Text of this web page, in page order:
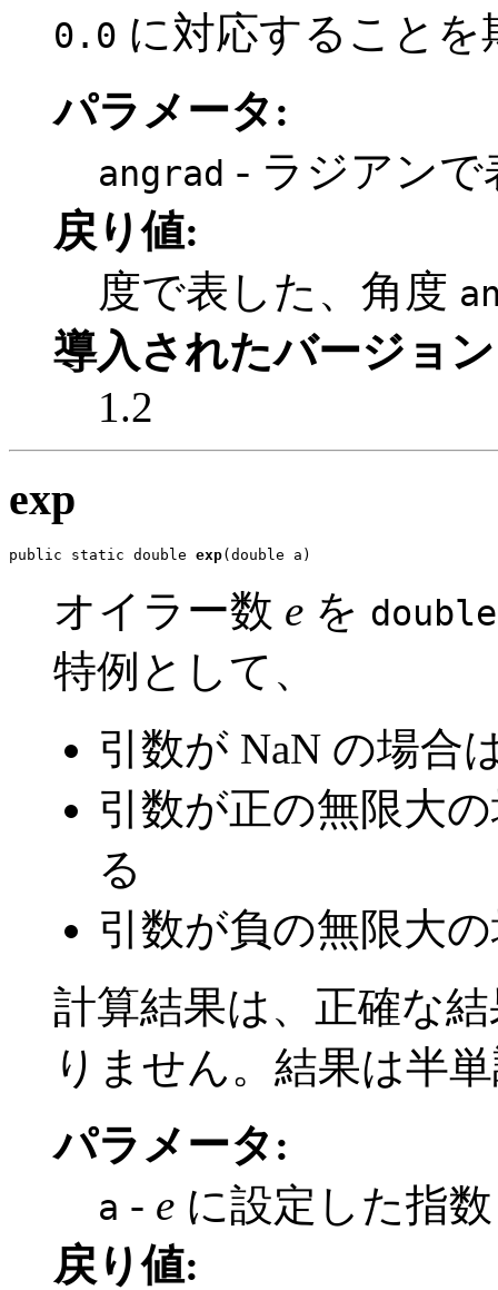
0.0 に対応すること
パラメータ:
angrad - ラジアンで
戻り値:
度で表した、角度
導入されたバージョ
1.2
exp
public static double exp(double a)
オイラー数 e を double
特例として、
引数が NaN の場合
引数が正の無限大
る
引数が負の無限大
計算結果は、正確な
りません。結果は半
パラメータ:
a - e に設定した指数
戻り値: